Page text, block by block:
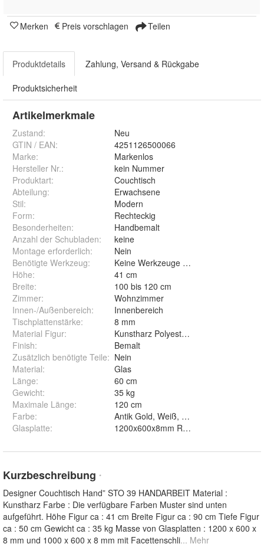
Merken Preis vorschlagen Teilen
Produktdetails Zahlung, Versand & Rückgabe
Produktsicherheit
Artikelmerkmale
Zustand:
Neu
GTIN / EAN:
4251126500066
Marke:
Markenlos
Hersteller Nr.:
kein Nummer
Produktart:
Couchtisch
Abteilung:
Erwachsene
Stil:
Modern
Form:
Rechteckig
Besonderheiten:
Handbemalt
Anzahl der Schubladen:
keine
Montage erforderlich:
Nein
Benötigte Werkzeug:
Keine Werkzeuge benötigt
Höhe:
41 cm
Breite:
100 bis 120 cm
Zimmer:
Wohnzimmer
Innen-/Außenbereich:
Innenbereich
Tischplattenstärke:
8 mm
Material Figur:
Kunstharz Polyesterharz
Finish:
Bemalt
Zusätzlich benötigte Teile: Nein
Material:
Glas
Länge:
60 cm
Gewicht:
35 kg
Maximale Länge:
120 cm
Farbe:
Glasplatte:
Kurzbeschreibung *
Designer Couchtisch Hand” STO 39 HANDARBEIT Material :
Kunstharz Farbe : Die verfügbare Farben Muster sind unten
aufgeführt. Höhe Figur ca : 41 cm Breite Figur ca : 90 cm Tiefe Figur
ca : 50 cm Gewicht ca : 35 kg Masse von Glasplatten : 1200 x 600 x
8 mm und 1000 x 600 x 8 mm mit Facettenschli... Mehr